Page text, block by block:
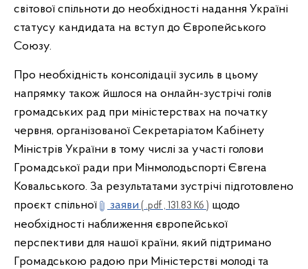
світової спільноти до необхідності надання Україні
статусу кандидата на вступ до Європейського
Союзу.
Про необхідність консолідації зусиль в цьому
напрямку також йшлося на онлайн-зустрічі голів
громадських рад при міністерствах на початку
червня, організованої Секретаріатом Кабінету
Міністрів України в тому числі за участі голови
Громадської ради при Мінмолодьспорті Євгена
Ковальського. За результатами зустрічі підготовлено
проєкт спільної
заяви ( .pdf , 131.83 Кб ) щодо
необхідності наближення європейської
перспективи для нашої країни, який підтримано
Громадською радою при Міністерстві молоді та